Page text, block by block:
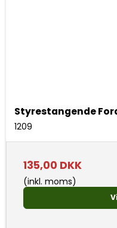
Styrestangende
1209
135,00 DKK
(inkl. moms)